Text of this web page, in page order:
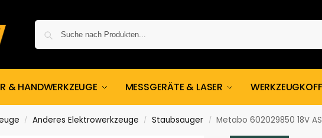
& HANDWERKZEUGE MESSGERÄTE & LASER
/ Anderes Elektrowerkzeuge / Staubsauger / Metabo 602029850 18V AS